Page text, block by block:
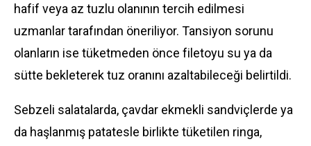
hafif veya az tuzlu olanının tercih edilmesi
uzmanlar tarafından öneriliyor. Tansiyon sorunu
olanların ise tüketmeden önce filetoyu su ya da
sütte bekleterek tuz oranını azaltabileceği belirtildi.
Sebzeli salatalarda, çavdar ekmekli sandviçlerde ya
da haşlanmış patatesle birlikte tüketilen ringa,